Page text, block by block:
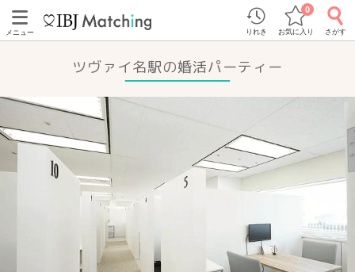
メニュー りれき お気に入り
0
さがす
ツヴァイ名駅の婚活パーティー